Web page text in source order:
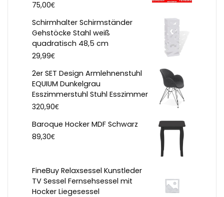
75,00€
Schirmhalter Schirmständer
Gehstöcke Stahl weiß
quadratisch 48,5 cm
29,99€
2er SET Design Armlehnenstuhl
EQUIUM Dunkelgrau
Esszimmerstuhl Stuhl Esszimmer
320,90€
Baroque Hocker MDF Schwarz
89,30€
FineBuy Relaxsessel Kunstleder
TV Sessel Fernsehsessel mit
Hocker Liegesessel